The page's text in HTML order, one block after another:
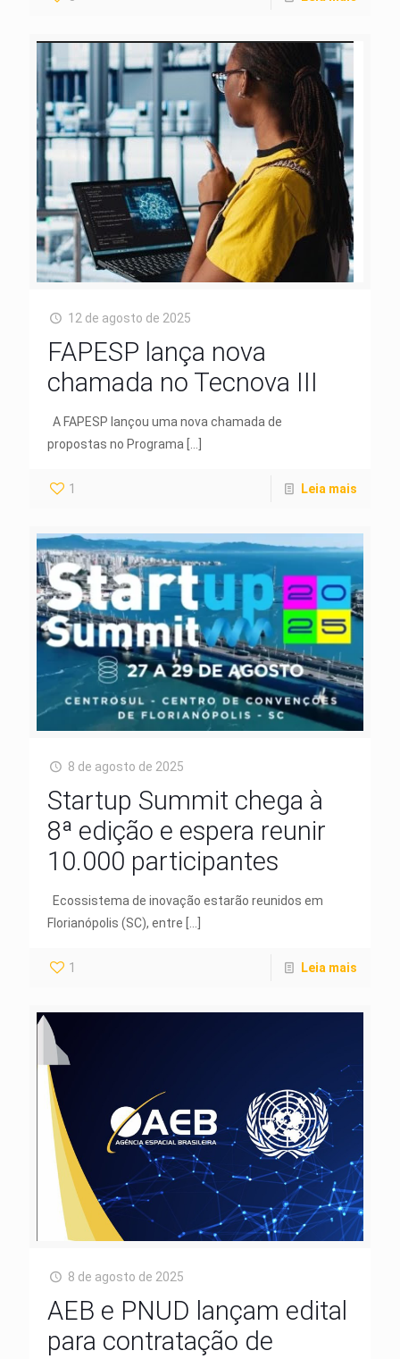
12 de agosto de 2025
FAPESP lança nova
chamada no Tecnova III
A FAPESP lançou uma nova chamada de
propostas no Programa
1 Leia mais
8 de agosto de 2025
Startup Summit chega à
8ª edição e espera reunir
10.000 participantes
Ecossistema de inovação estarão reunidos em
Florianópolis (SC), entre […]
1 Leia mais
8 de agosto de 2025
AEB e PNUD lançam edital
para contratação de